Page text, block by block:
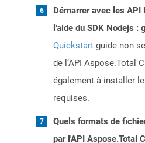
Démarrer avec les API
l'aide du SDK Nodejs :
Quickstart guide non
de l’API Aspose.Total
également à installer
requises.
Quels formats de
par l'API Aspose.Total